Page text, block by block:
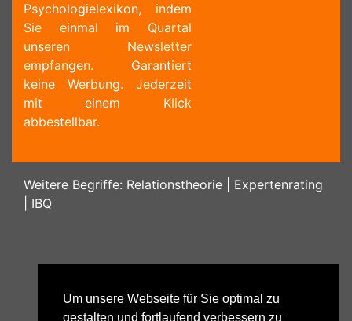
Um unsere Webseite für Sie optimal zu
gestalten und fortlaufend verbessern zu
Psychologielexikon, indem
Sie einmal im Quartal
unseren Newsletter
empfangen. Garantiert
keine Werbung. Jederzeit
mit einem Klick
abbestellbar.
Weitere Begriffe: Relationstheorie
Expertenrating
IBQ